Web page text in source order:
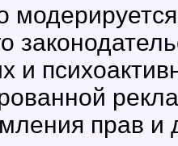
и
прав и